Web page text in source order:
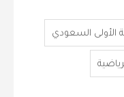
الأولى السعودي